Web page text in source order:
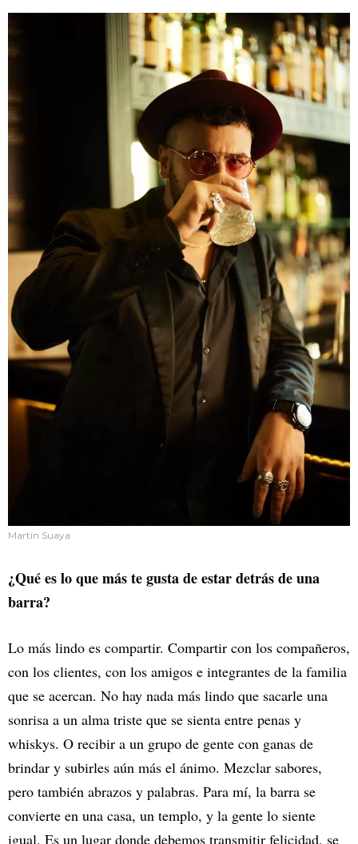
Martín Suaya
¿Qué es lo que más te gusta de estar detrás de una
barra?
Lo más lindo es compartir. Compartir con los compañeros,
con los clientes, con los amigos e integrantes de la familia
que se acercan. No hay nada más lindo que sacarle una
sonrisa a un alma triste que se sienta entre penas y
whiskys. O recibir a un grupo de gente con ganas de
brindar y subirles aún más el ánimo. Mezclar sabores,
pero también abrazos y palabras. Para mí, la barra se
convierte en una casa, un templo, y la gente lo siente
igual. Es un lugar donde debemos transmitir felicidad, se